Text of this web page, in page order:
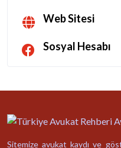
Web Sitesi
Sosyal Hesabı
Sitemize avukat kaydı ve